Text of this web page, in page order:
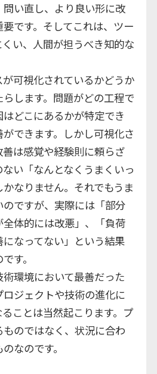
い直し、より良い形に改
です。そしてこれは、ツー
い、人間が担うべき知的な
可視化されているかどうか
します。問題がどの工程で
どこにあるかが特定でき
できます。しかし可視化さ
は感覚や経験則に頼らざ
い「なんとなくうまくいっ
なりません。それでもうま
ですが、実際には「部分
体的には改悪」、「負荷
なってない」という結果
す。
環境において最善だった
ジェクトや技術の進化に
ことは当然起こります。プ
のではなく、状況に合わ
なのです。